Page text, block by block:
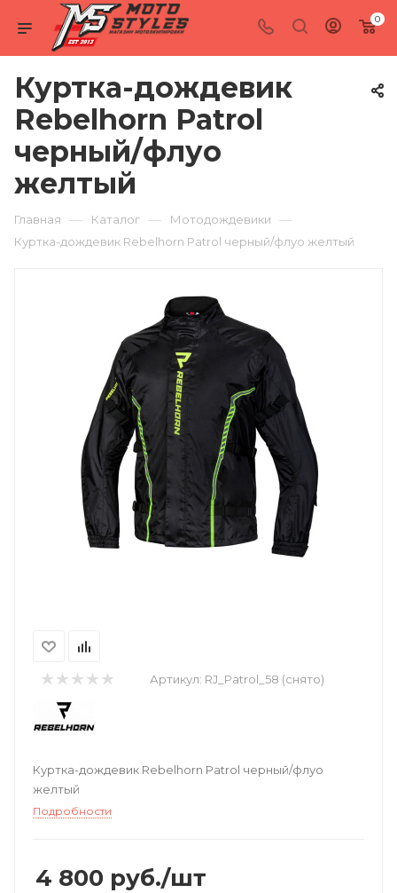
0
Куртка-дождевик
Rebelhorn Patrol
черный/флуо
желтый
Главная — Каталог — Мотодождевики —
Куртка-дождевик Rebelhorn Patrol черный/флуо желтый
Артикул: RJ_Patrol_58 (снято)
Куртка-дождевик Rebelhorn Patrol черный/флуо
желтый
Подробности
4 800 руб./шт